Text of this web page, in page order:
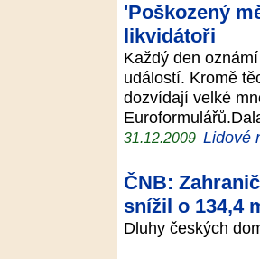
'Poškozený
likvidátoři
Každý den
událostí. Kromě
dozvídají velké
31.12.2009 Lidové
ČNB:
snížil o 134,4
Dluhy českých